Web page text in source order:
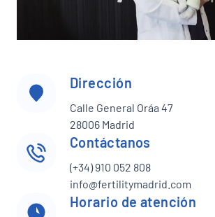
Dirección
Calle General Oráa 47
28006 Madrid
Contáctanos
(+34) 910 052 808
info@fertilitymadrid.com
Horario de atención